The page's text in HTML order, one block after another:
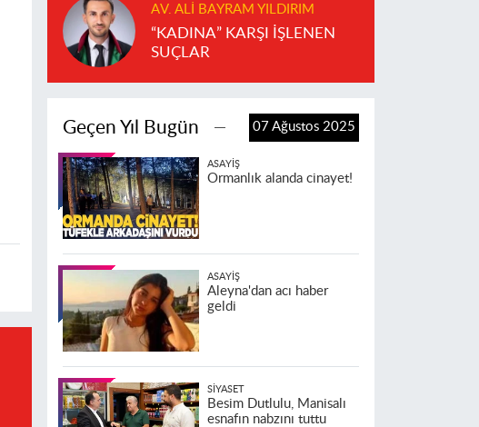
AV. ALI BAYRAM YILDIRIM
“KADINA” KARŞI İŞLENEN
SUÇLAR
Geçen Yıl Bugün 07 Ağustos 2025
ASAYIŞ
Ormanlık alanda cinayet!
ASAYIŞ
Aleyna'dan acı haber
geldi
SIYASET
Besim Dutlulu, Manisalı
esnafın nabzını tuttu